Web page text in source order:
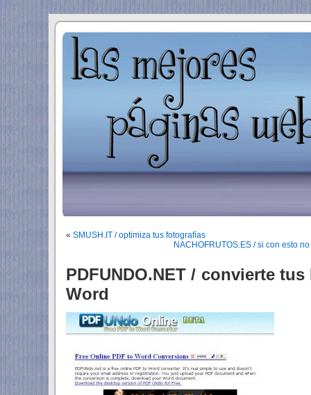
« SMUSH.IT / optimiza tus fotografías
NACHOFRUTOS.ES / si con esto
PDFUNDO.NET / convierte
Word